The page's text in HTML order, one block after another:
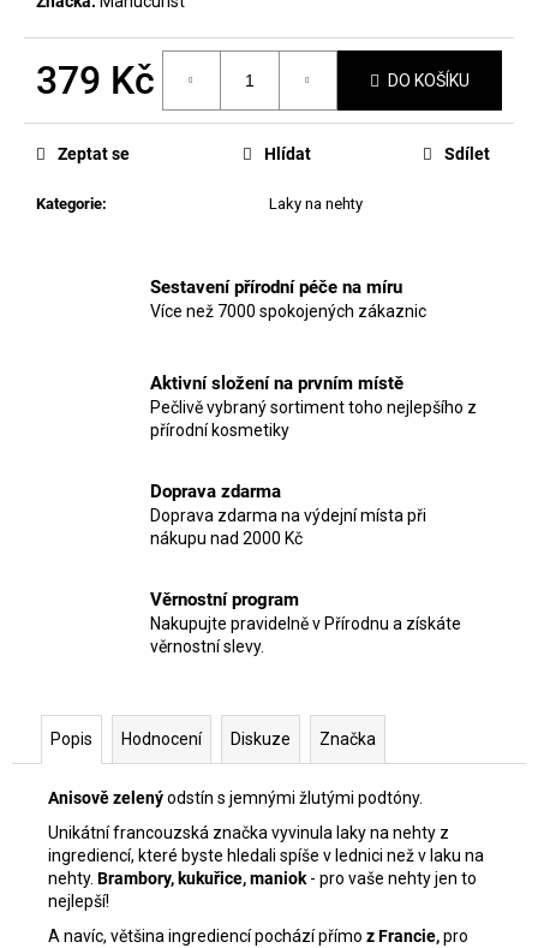
379 Kč DO KOŠÍKU
Kategorie: Laky na nehty
Zeptat se Hlídat Sdílet
Sestavení přírodní péče na míru
Více než 7000 spokojených zákaznic
Aktivní složení na prvním místě
Pečlivě vybraný sortiment toho nejlepšího z
přírodní kosmetiky
Doprava zdarma
Doprava zdarma na výdejní místa při
nákupu nad 2000 Kč
Věrnostní program
Nakupujte pravidelně v Přírodnu a získáte
věrnostní slevy.
Popis Hodnocení Diskuze Značka
Anisově zelenýodstín s jemnými žlutými podtóny.
Unikátní francouzská značka vyvinula laky na nehty z
ingrediencí, které byste hledali spíše v lednici než v laku na
nehty. Brambory, kukuřice, maniok - pro vaše nehty jen to
nejlepší!
A navíc, většina ingrediencí pochází přímo z Francie,pro
GREEN™
GENTLE
50ML